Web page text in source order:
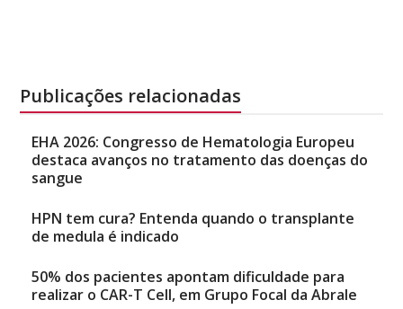
Publicações relacionadas
EHA 2026: Congresso de Hematologia Europeu
destaca avanços no tratamento das doenças do
sangue
HPN tem cura? Entenda quando o transplante
de medula é indicado
50% dos pacientes apontam dificuldade para
realizar o CAR-T Cell, em Grupo Focal da Abrale